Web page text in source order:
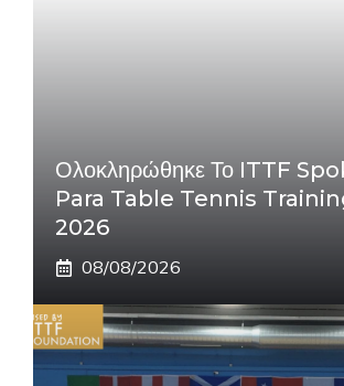
Ολοκληρώθηκε Το ITTF
Para Table Tennis
2026
08/08/2026